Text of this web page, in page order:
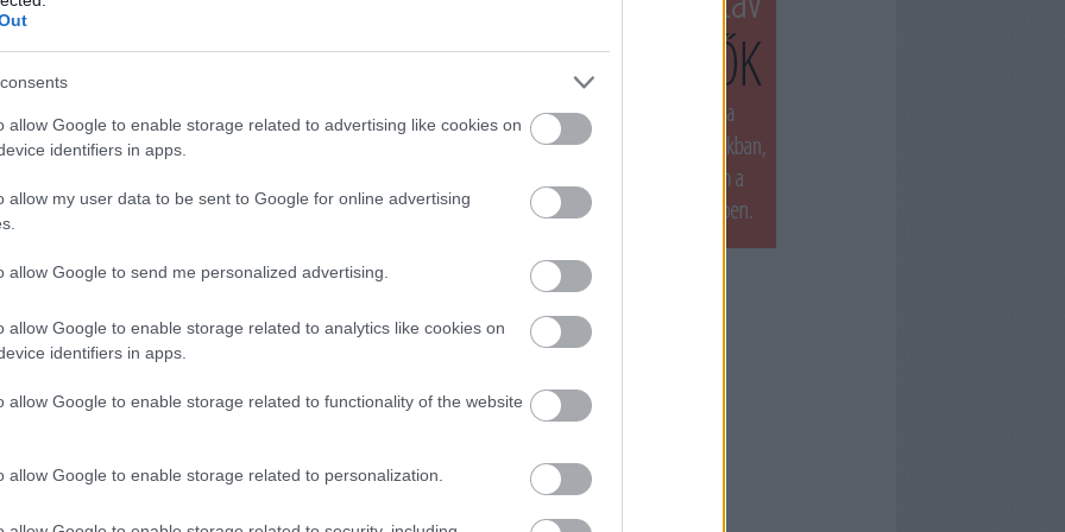
allow Google to enable storage related to advertising like cookies on
identifiers in apps.
allow my user data to be sent to Google for online advertising
allow Google to send me personalized advertising.
allow Google to enable storage related to analytics like cookies on
identifiers in apps.
allow Google to enable storage related to functionality of the website
allow Google to enable storage related to personalization.
a videószobává kinevezett étkezőben, de
is mertem végignézni, egy ember beszélő feje
sem volt róla, hogy zseniális cucc (akkor még
később lett HBO-nk, és leadták a második
bár ezt csak óvatosan mertem bevallani
utálom a horrort, ugyanis).
végleg, amikor a harmadik rész tiszteletére a
műsorra tűzte két egymás utáni héten az első
EZT LÁTTUK LEGUTÓBB
Tweets by filmnaplo